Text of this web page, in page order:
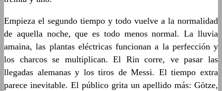
Empieza el segundo tiempo y todo vuelve a la normalidad
de aquella noche, que es todo menos normal. La lluvia
amaina, las plantas eléctricas funcionan a la perfección y
los charcos se multiplican. El Rin corre, ve pasar las
llegadas alemanas y los tiros de Messi. El tiempo extra
parece inevitable. El público grita un apellido más: Götze,